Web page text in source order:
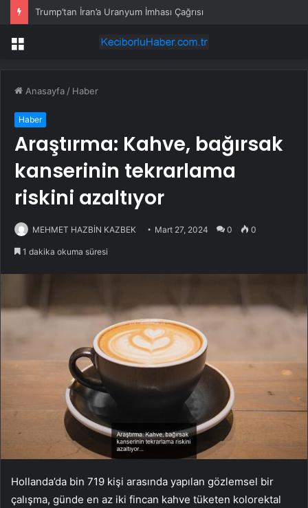
Trump’tan İran’a Uranyum İmhası Çağrısı
Menü
Anasayfa / Haber
Haber
Araştırma: Kahve, bağırsak
kanserinin tekrarlama
riskini azaltıyor
MEHMET HAZBİN KAZBEK Mart 27, 2024 0 0
1 dakika okuma süresi
Hollanda’da bin 719 kişi arasında yapılan gözlemsel bir
çalışma, günde en az iki fincan kahve tüketen kolorektal